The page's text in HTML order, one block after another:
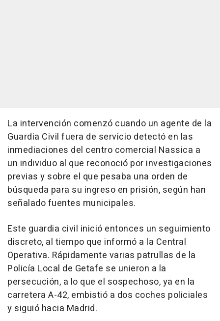
La intervención comenzó cuando un agente de la
Guardia Civil fuera de servicio detectó en las
inmediaciones del centro comercial Nassica a
un individuo al que reconoció por investigaciones
previas y sobre el que pesaba una orden de
búsqueda para su ingreso en prisión, según han
señalado fuentes municipales.
Este guardia civil inició entonces un seguimiento
discreto, al tiempo que informó a la Central
Operativa. Rápidamente varias patrullas de la
Policía Local de Getafe se unieron a la
persecución, a lo que el sospechoso, ya en la
carretera A-42, embistió a dos coches policiales
y siguió hacia Madrid.